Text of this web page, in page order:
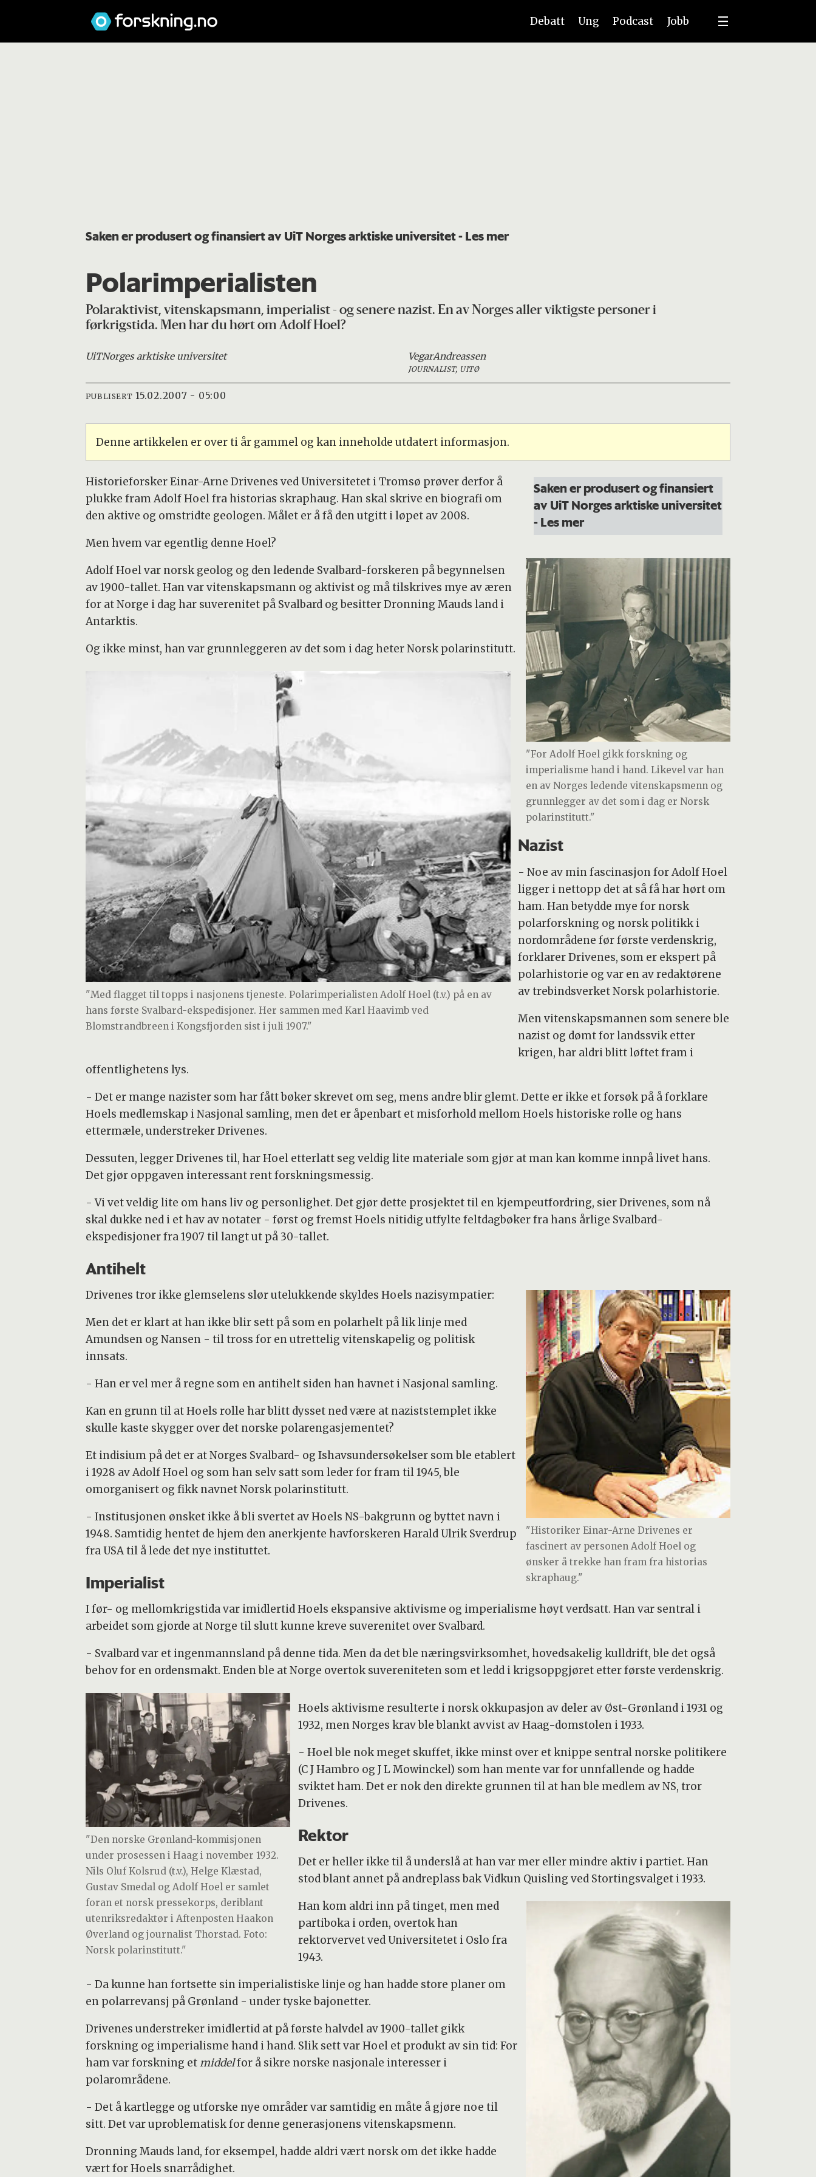
Debatt Ung Podcast Jobb
Saken er produsert og finansiert av UiT Norges arktiske universitet- Les mer
Polarimperialisten
Polaraktivist, vitenskapsmann, imperialist - og senere nazist. En av Norges aller viktigste personer i
førkrigstida. Men har du hørt om Adolf Hoel?
UiTNorges arktiske universitet VegarAndreassen
JOURNALIST, UITØ
PUBLISERT 15.02.2007 - 05:00
Denne artikkelen er over ti år gammel og kan inneholde utdatert informasjon.
Saken er produsert og finansiert
av UiT Norges arktiske universitet
- Les mer
"For Adolf Hoel gikk forskning og
imperialisme hand i hand. Likevel var han
en av Norges ledende vitenskapsmenn og
grunnlegger av det som i dag er Norsk
polarinstitutt."
Historieforsker Einar-Arne Drivenes ved Universitetet i Tromsø prøver derfor å
plukke fram Adolf Hoel fra historias skraphaug. Han skal skrive en biografi om
den aktive og omstridte geologen. Målet er å få den utgitt i løpet av 2008.
Men hvem var egentlig denne Hoel?
Adolf Hoel var norsk geolog og den ledende Svalbard-forskeren på begynnelsen
av 1900-tallet. Han var vitenskapsmann og aktivist og må tilskrives mye av æren
for at Norge i dag har suverenitet på Svalbard og besitter Dronning Mauds land i
Antarktis.
Og ikke minst, han var grunnleggeren av det som i dag heter Norsk polarinstitutt.
"Med flagget til topps i nasjonens tjeneste. Polarimperialisten Adolf Hoel (t.v.) på en av
hans første Svalbard-ekspedisjoner. Her sammen med Karl Haavimb ved
Blomstrandbreen i Kongsfjorden sist i juli 1907."
Nazist
- Noe av min fascinasjon for Adolf Hoel
ligger i nettopp det at så få har hørt om
ham. Han betydde mye for norsk
polarforskning og norsk politikk i
nordområdene før første verdenskrig,
forklarer Drivenes, som er ekspert på
polarhistorie og var en av redaktørene
av trebindsverket Norsk polarhistorie.
Men vitenskapsmannen som senere ble
nazist og dømt for landssvik etter
krigen, har aldri blitt løftet fram i
offentlighetens lys.
- Det er mange nazister som har fått bøker skrevet om seg, mens andre blir glemt. Dette er ikke et forsøk på å forklare
Hoels medlemskap i Nasjonal samling, men det er åpenbart et misforhold mellom Hoels historiske rolle og hans
ettermæle, understreker Drivenes.
Dessuten, legger Drivenes til, har Hoel etterlatt seg veldig lite materiale som gjør at man kan komme innpå livet hans.
Det gjør oppgaven interessant rent forskningsmessig.
- Vi vet veldig lite om hans liv og personlighet. Det gjør dette prosjektet til en kjempeutfordring, sier Drivenes, som nå
skal dukke ned i et hav av notater - først og fremst Hoels nitidig utfylte feltdagbøker fra hans årlige Svalbard-
ekspedisjoner fra 1907 til langt ut på 30-tallet.
Antihelt
"Historiker Einar-Arne Drivenes er
fascinert av personen Adolf Hoel og
ønsker å trekke han fram fra historias
skraphaug."
Drivenes tror ikke glemselens slør utelukkende skyldes Hoels nazisympatier:
Men det er klart at han ikke blir sett på som en polarhelt på lik linje med
Amundsen og Nansen - til tross for en utrettelig vitenskapelig og politisk
innsats.
- Han er vel mer å regne som en antihelt siden han havnet i Nasjonal samling.
Kan en grunn til at Hoels rolle har blitt dysset ned være at naziststemplet ikke
skulle kaste skygger over det norske polarengasjementet?
Et indisium på det er at Norges Svalbard- og Ishavsundersøkelser som ble etablert
i 1928 av Adolf Hoel og som han selv satt som leder for fram til 1945, ble
omorganisert og fikk navnet Norsk polarinstitutt.
- Institusjonen ønsket ikke å bli svertet av Hoels NS-bakgrunn og byttet navn i
1948. Samtidig hentet de hjem den anerkjente havforskeren Harald Ulrik Sverdrup
fra USA til å lede det nye instituttet.
Imperialist
I før- og mellomkrigstida var imidlertid Hoels ekspansive aktivisme og imperialisme høyt verdsatt. Han var sentral i
arbeidet som gjorde at Norge til slutt kunne kreve suverenitet over Svalbard.
- Svalbard var et ingenmannsland på denne tida. Men da det ble næringsvirksomhet, hovedsakelig kulldrift, ble det også
behov for en ordensmakt. Enden ble at Norge overtok suvereniteten som et ledd i krigsoppgjøret etter første verdenskrig.
"Den norske Grønland-kommisjonen
under prosessen i Haag i november 1932.
Nils Oluf Kolsrud (t.v.), Helge Klæstad,
Gustav Smedal og Adolf Hoel er samlet
foran et norsk pressekorps, deriblant
utenriksredaktør i Aftenposten Haakon
Øverland og journalist Thorstad. Foto:
Norsk polarinstitutt."
Hoels aktivisme resulterte i norsk okkupasjon av deler av Øst-Grønland i 1931 og
1932, men Norges krav ble blankt avvist av Haag-domstolen i 1933.
- Hoel ble nok meget skuffet, ikke minst over et knippe sentral norske politikere
(C J Hambro og J L Mowinckel) som han mente var for unnfallende og hadde
sviktet ham. Det er nok den direkte grunnen til at han ble medlem av NS, tror
Drivenes.
Rektor
Det er heller ikke til å underslå at han var mer eller mindre aktiv i partiet. Han
stod blant annet på andreplass bak Vidkun Quisling ved Stortingsvalget i 1933.
Han kom aldri inn på tinget, men med
partiboka i orden, overtok han
rektorvervet ved Universitetet i Oslo fra
1943.
- Da kunne han fortsette sin imperialistiske linje og han hadde store planer om
en polarrevansj på Grønland - under tyske bajonetter.
Drivenes understreker imidlertid at på første halvdel av 1900-tallet gikk
forskning og imperialisme hand i hand. Slik sett var Hoel et produkt av sin tid: For
ham var forskning et middelfor å sikre norske nasjonale interesser i
polarområdene.
- Det å kartlegge og utforske nye områder var samtidig en måte å gjøre noe til
sitt. Det var uproblematisk for denne generasjonens vitenskapsmenn.
Dronning Mauds land, for eksempel, hadde aldri vært norsk om det ikke hadde
vært for Hoels snarrådighet.